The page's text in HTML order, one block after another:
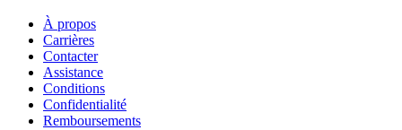
À propos
Carrières
Contacter
Assistance
Conditions
Confidentialité
Remboursements